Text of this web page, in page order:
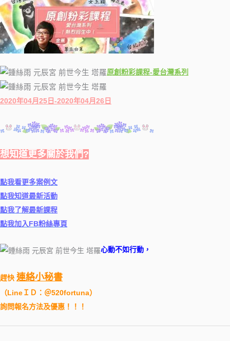
原創粉彩課程-愛台灣系列
2020年04月25日-2020年04月26日
想知道更多關於我們?
點我看更多案例文
點我知道最新活動
點我了解最新課程
點我加入FB粉絲專頁
心動不如行動，
趕快 連絡小秘書
（LineＩＤ：＠520fortuna）
詢問報名方法及優惠！！！